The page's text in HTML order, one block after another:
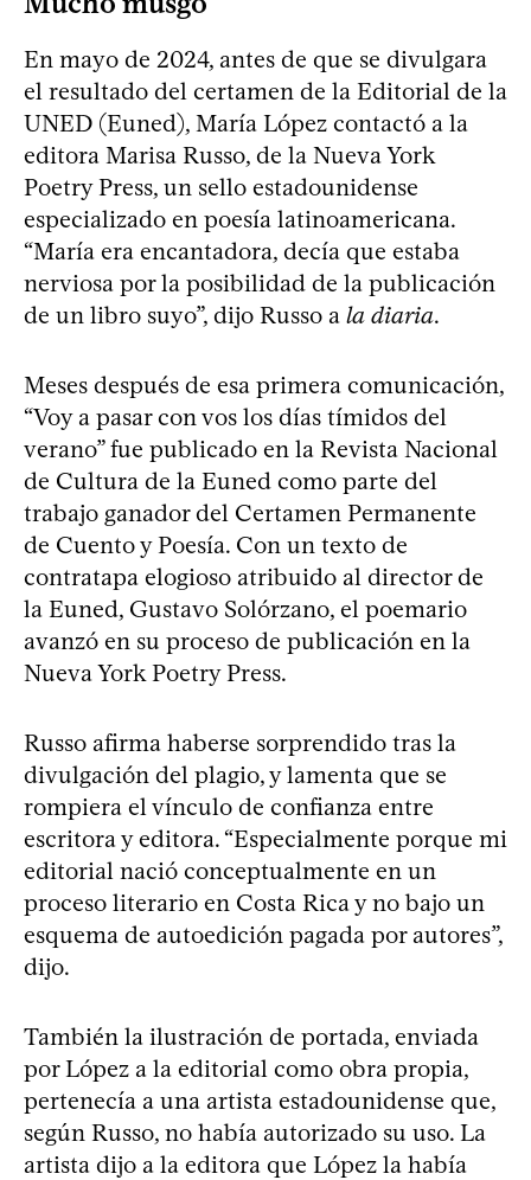
En mayo de 2024, antes de que se divulgara
el resultado del certamen de la Editorial de la
UNED (Euned), María López contactó a la
editora Marisa Russo, de la Nueva York
Poetry Press, un sello estadounidense
especializado en poesía latinoamericana.
“María era encantadora, decía que estaba
nerviosa por la posibilidad de la publicación
de un libro suyo”, dijo Russo a la diaria.
Meses después de esa primera comunicación,
“Voy a pasar con vos los días tímidos del
verano” fue publicado en la Revista Nacional
de Cultura de la Euned como parte del
trabajo ganador del Certamen Permanente
de Cuento y Poesía. Con un texto de
contratapa elogioso atribuido al director de
la Euned, Gustavo Solórzano, el poemario
avanzó en su proceso de publicación en la
Nueva York Poetry Press.
Russo afirma haberse sorprendido tras la
divulgación del plagio, y lamenta que se
rompiera el vínculo de confianza entre
escritora y editora. “Especialmente porque mi
editorial nació conceptualmente en un
proceso literario en Costa Rica y no bajo un
esquema de autoedición pagada por autores”,
dijo.
También la ilustración de portada, enviada
por López a la editorial como obra propia,
pertenecía a una artista estadounidense que,
según Russo, no había autorizado su uso. La
artista dijo a la editora que López la había